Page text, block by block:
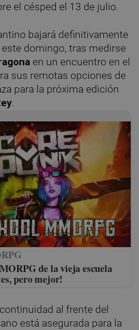
el césped el 13 de julio.
bajará definitivamente
domingo, tras medirse
en un encuentro en el
sus remotas opciones de
para la próxima edición
.
de la vieja escuela
pero mejor!
al frente del
está asegurada para la